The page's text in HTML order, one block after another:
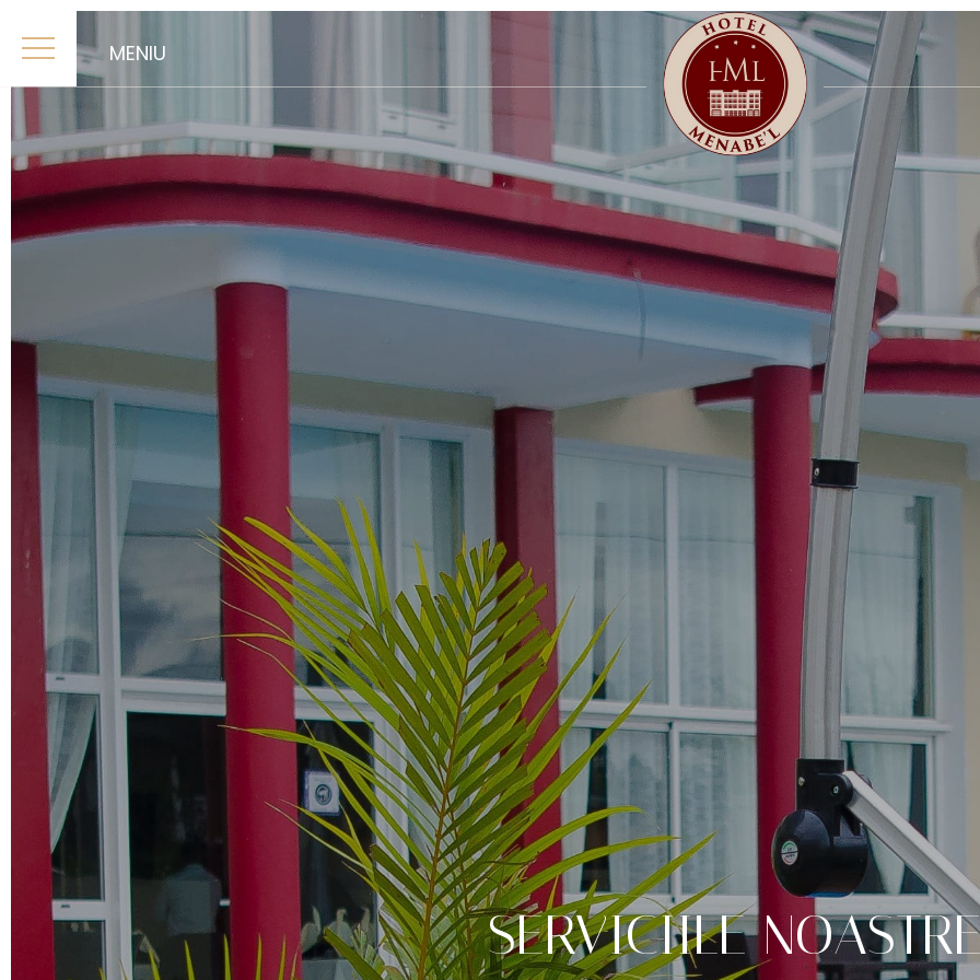
MENIU
SERVICIILE